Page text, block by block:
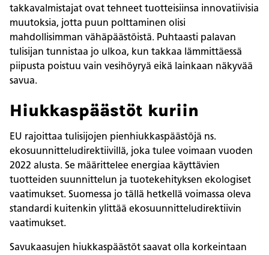
takkavalmistajat ovat tehneet tuotteisiinsa innovatiivisia
muutoksia, jotta puun polttaminen olisi
mahdollisimman vähäpäästöistä. Puhtaasti palavan
tulisijan tunnistaa jo ulkoa, kun takkaa lämmittäessä
piipusta poistuu vain vesihöyryä eikä lainkaan näkyvää
savua.
Hiukkaspäästöt kuriin
EU rajoittaa tulisijojen pienhiukkaspäästöjä ns.
ekosuunnitteludirektiivillä, joka tulee voimaan vuoden
2022 alusta. Se määrittelee energiaa käyttävien
tuotteiden suunnittelun ja tuotekehityksen ekologiset
vaatimukset. Suomessa jo tällä hetkellä voimassa oleva
standardi kuitenkin ylittää ekosuunnitteludirektiivin
vaatimukset.
Savukaasujen hiukkaspäästöt saavat olla korkeintaan